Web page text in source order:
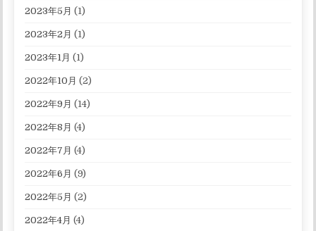
2023年5月 (1)
2023年2月 (1)
2023年1月 (1)
2022年10月 (2)
2022年9月 (14)
2022年8月 (4)
2022年7月 (4)
2022年6月 (9)
2022年5月 (2)
2022年4月 (4)